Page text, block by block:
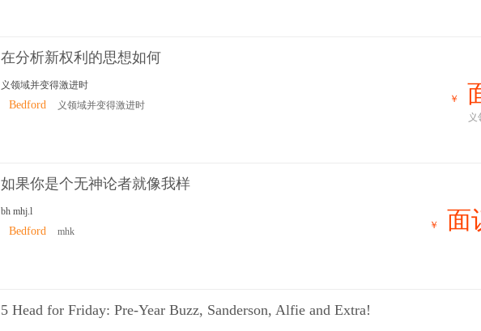
在分析新权利的思想如何
义领域并变得激进时
Bedford 义领域并变得激进时
￥
义
如果你是个无神论者就像我样
bh mhj.l
Bedford mhk
￥ 面
5 Head for Friday: Pre-Year Buzz, Sanderson, Alfie and Extra!